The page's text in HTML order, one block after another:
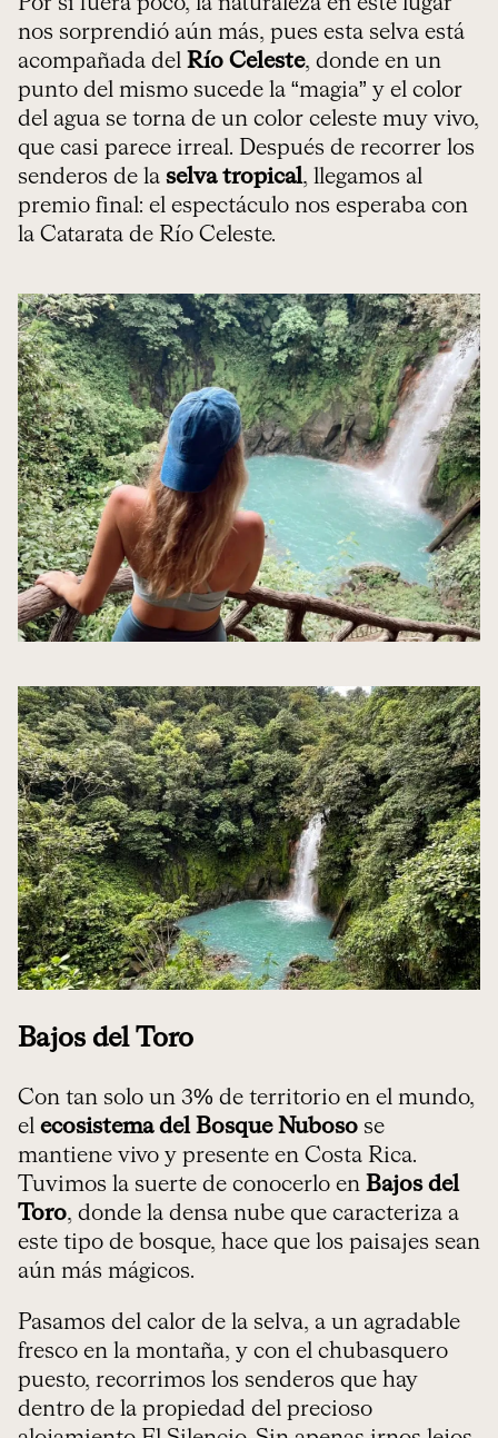
nos sorprendió aún más, pues esta selva está
acompañada del Río Celeste, donde en un
punto del mismo sucede la “magia” y el color
del agua se torna de un color celeste muy vivo,
que casi parece irreal. Después de recorrer los
senderos de la selva tropical, llegamos al
premio final: el espectáculo nos esperaba con
la Catarata de Río Celeste.
Bajos del Toro
Con tan solo un 3% de territorio en el mundo,
el ecosistema del Bosque Nuboso se
mantiene vivo y presente en Costa Rica.
Tuvimos la suerte de conocerlo en Bajos del
Toro, donde la densa nube que caracteriza a
este tipo de bosque, hace que los paisajes sean
aún más mágicos.
Pasamos del calor de la selva, a un agradable
fresco en la montaña, y con el chubasquero
puesto, recorrimos los senderos que hay
dentro de la propiedad del precioso